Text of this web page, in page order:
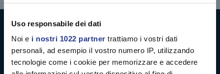
Uso responsabile dei dati
Noi e i nostri 1022 partner trattiamo i vostri dati
personali, ad esempio il vostro numero IP, utilizzando
tecnologie come i cookie per memorizzare e accedere
Digital decoration
Digital signage